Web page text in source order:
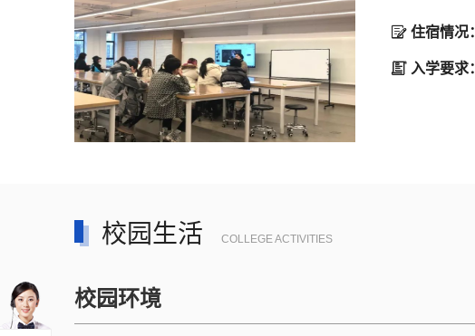
 住宿情况：
 入学要求：
校园生活 COLLEGE ACTIVITIES
校园环境